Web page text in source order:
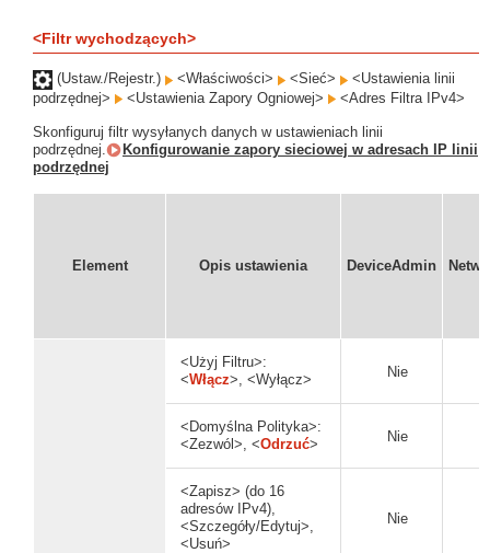
<Filtr wychodzących>
(Ustaw./Rejestr.) <Właściwości> <Sieć>
<Ustawienia linii
podrzędnej>
<Ustawienia Zapory Ogniowej> <Adres Filtra IPv4>
Skonfiguruj filtr wysyłanych danych w ustawieniach linii
podrzędnej.
Konfigurowanie zapory sieciowej w adresach IP linii
podrzędnej
Element Opis ustawienia DeviceAdmin
<Użyj Filtru>:
<Włącz>, <Wyłącz> Nie
<Domyślna Polityka>:
<Zezwól>, <Odrzuć> Nie
<Zapisz> (do 16
adresów IPv4),
<Szczegóły/Edytuj>,
<Usuń>
Nie